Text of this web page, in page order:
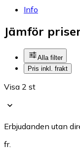
Info
Jämför
Alla filter
Pris inkl. frakt
Visa 2 st
Erbjudanden utan
fr.